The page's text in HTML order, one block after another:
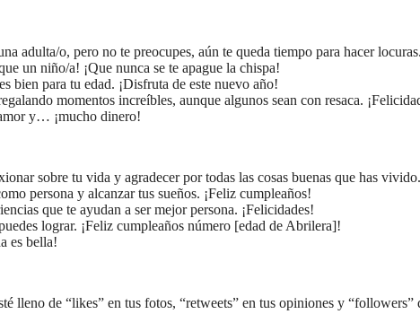
adulta/o, pero no te preocupes, aún te queda tiempo para hacer locuras.
un niño/a! ¡Que nunca se te apague la chispa!
bien para tu edad. ¡Disfruta de este nuevo año!
momentos increíbles, aunque algunos sean con resaca.
y… ¡mucho dinero!
sobre tu vida y agradecer por todas las cosas buenas que has vivido.
persona y alcanzar tus sueños. ¡Feliz cumpleaños!
que te ayudan a ser mejor persona. ¡Felicidades!
lograr. ¡Feliz cumpleaños número [edad de Abrilera]!
es bella!
lleno de “likes” en tus fotos, “retweets” en tus opiniones y “followers”